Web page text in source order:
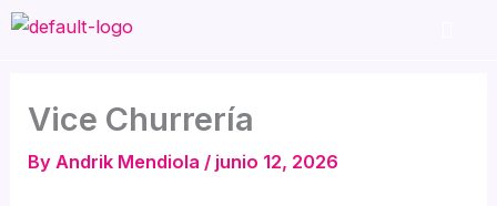
Skip
Vice Churrería
ByAndrik Mendiola / junio 12, 2026